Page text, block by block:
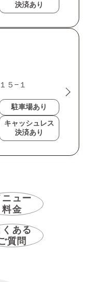
決済あり
５−１
駐車場あり
キャッシュレス
決済あり
ニュー
料金
くある
質問